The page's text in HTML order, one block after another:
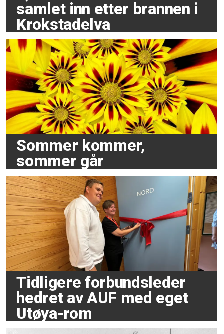
samlet inn etter brannen i
Krokstadelva
Sommer kommer,
sommer går
Tidligere forbundsleder
hedret av AUF med eget
Utøya-rom